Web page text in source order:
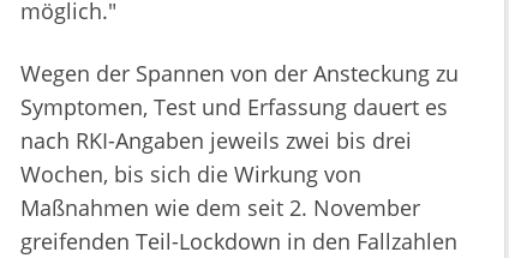
möglich."
Wegen der Spannen von der Ansteckung zu
Symptomen, Test und Erfassung dauert es
nach RKI-Angaben jeweils zwei bis drei
Wochen, bis sich die Wirkung von
Maßnahmen wie dem seit 2. November
greifenden Teil-Lockdown in den Fallzahlen